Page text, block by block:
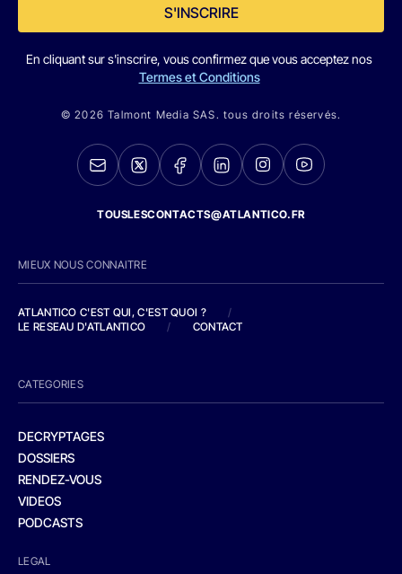
S'INSCRIRE
En cliquant sur s'inscrire, vous confirmez que vous acceptez nos
Termes et Conditions
© 2026 Talmont Media SAS. tous droits réservés.
TOUSLESCONTACTS@ATLANTICO.FR
MIEUX NOUS CONNAITRE
ATLANTICO C'EST QUI, C'EST QUOI ?
/
LE RESEAU D'ATLANTICO
/ CONTACT
CATEGORIES
DECRYPTAGES
DOSSIERS
RENDEZ-VOUS
VIDEOS
PODCASTS
LEGAL